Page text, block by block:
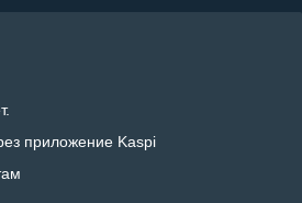
приложение Kaspi